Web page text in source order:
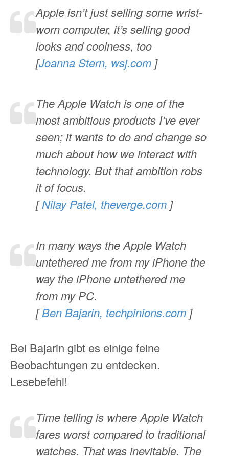
Apple isn’t just selling some wrist-
worn computer, it’s selling good
looks and coolness, too
[Joanna Stern, wsj.com ]
The Apple Watch is one of the
most ambitious products I’ve ever
seen; it wants to do and change so
much about how we interact with
technology. But that ambition robs
it of focus.
[Nilay Patel, theverge.com ]
In many ways the Apple Watch
untethered me from my iPhone the
way the iPhone untethered me
from my PC.
[Ben Bajarin, techpinions.com ]
Bei Bajarin gibt es einige feine
Beobachtungen zu entdecken.
Lesebefehl!
Time telling is where Apple Watch
fares worst compared to traditional
watches. That was inevitable. The